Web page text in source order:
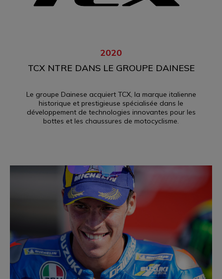
2020
TCX NTRE DANS LE GROUPE DAINESE
Le groupe Dainese acquiert TCX, la marque italienne
historique et prestigieuse spécialisée dans le
développement de technologies innovantes pour les
bottes et les chaussures de motocyclisme.